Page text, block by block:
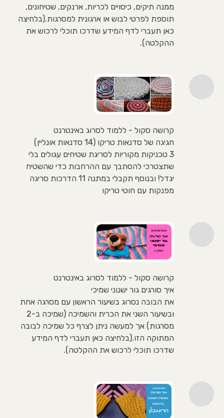
ממנה תיקים, כיסויים לכריות, ארנקים, שטיחונים,
תוספת לפרטי לבוש או ארגונית למסרגות.(בלחיצה
כאן תעברי לדף המידע שדרכו תוכלי לרכוש את
ההקלטה).
קרושה סקול - ללמוד לסרוג באינטרנט
חגיגה של סדנאות טריקו (14 סדנאות אונליין)
3 טכניקות מקוריות לסריגת שטיחים עגולים בלי
שתצטרכי להסתבך עם ההרחבות כדי שהשטיח
יגדל! ובנוסף תקבלי במתנה 11 הדרכות סריגה
מפנקות עם חוטי טריקו
קרושה סקול - ללמוד לסרוג באינטרנט
איך סורגים גור ישנוני שמיכי
את הבובה נסרוג בשיעור הראשון עם מסרגה אחת
ובשיעור השני את הכרית והשמיכה (שמיכה ב-2
מסרגות) אך למעשה ניתן לצרף כל שמיכה לבובה
המתוקה הזו.(בלחיצה כאן תעברי לדף המידע
שדרכו תוכלי לרכוש את ההקלטה).